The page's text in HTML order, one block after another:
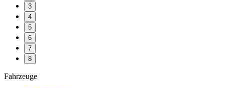
3
4
5
6
7
8
Fahrzeuge